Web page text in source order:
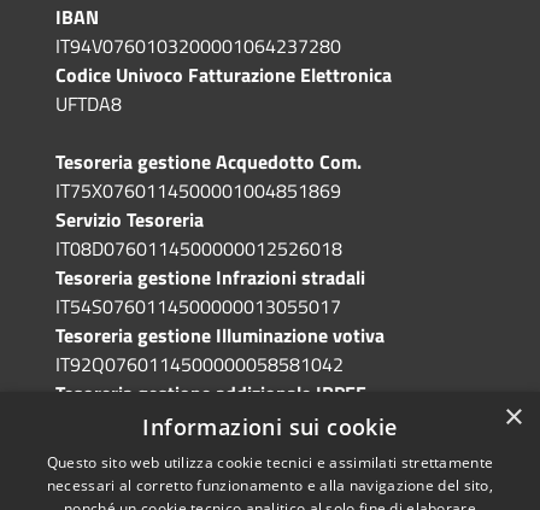
IBAN
IT94V0760103200001064237280
Codice Univoco Fatturazione Elettronica
UFTDA8
Tesoreria gestione Acquedotto Com.
IT75X0760114500001004851869
Servizio Tesoreria
IT08D0760114500000012526018
Tesoreria gestione Infrazioni stradali
IT54S0760114500000013055017
Tesoreria gestione Illuminazione votiva
IT92Q0760114500000058581042
Tesoreria gestione addizionale IRPEF
IT71A0760114500000086341765
×
Informazioni sui cookie
Questo sito web utilizza cookie tecnici e assimilati strettamente
necessari al corretto funzionamento e alla navigazione del sito,